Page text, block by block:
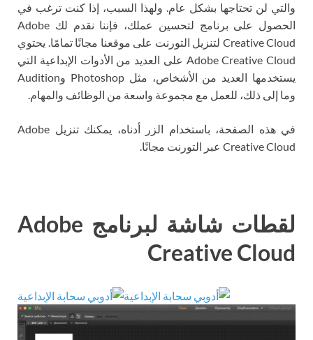
والتي لن تحتاجها بشكل عام. ولهذا السبب، إذا كنت ترغب في
الحصول على برنامج لتحسين عملك، فإننا نقدم لك Adobe
Creative Cloud لتنزيل التورنت على موقعنا مجانًا تمامًا. يحتوي
Adobe Creative Cloud على العديد من الأدوات الإبداعية التي
يستخدمها العديد من الأشخاص، مثل Photoshop وAudition
وما إلى ذلك، للعمل مع مجموعة واسعة من الوظائف والمهام.
في هذه الصفحة، باستخدام الزر أدناه، يمكنك تنزيل Adobe
Creative Cloud عبر التورنت مجانًا.
لقطات شاشة لبرنامج Adobe
Creative Cloud